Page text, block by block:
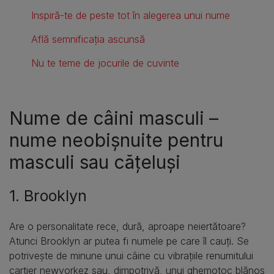
Inspiră-te de peste tot în alegerea unui nume
Află semnificația ascunsă
Nu te teme de jocurile de cuvinte
Nume de câini masculi –
nume neobișnuite pentru
masculi sau cățeluși
1. Brooklyn
Are o personalitate rece, dură, aproape neiertătoare?
Atunci Brooklyn ar putea fi numele pe care îl cauți. Se
potrivește de minune unui câine cu vibrațiile renumitului
cartier newyorkez sau, dimpotrivă, unui ghemotoc blănos